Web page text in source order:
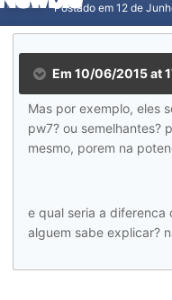
Postado em 12 de
Em 10/06/2015 at
Mas por exemplo, eles
pw7? ou semelhantes?
mesmo, porem na
e qual seria a diferenca
alguem sabe explicar?